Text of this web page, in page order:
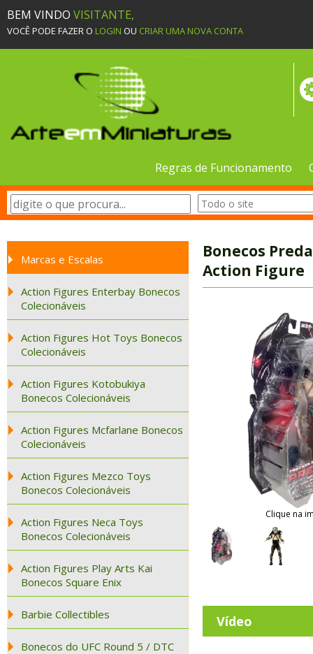
BEM VINDO VISITANTE,
VOCÊ PODE FAZER O LOGIN OU CRIAR UMA NOVA CONTA
Regras de Funcionamento
Marcas e Escalas
Action Figures Enterbay Bonecos
Colecionáveis
Action Figures Hot Toys Bonecos
Colecionáveis
Action Figures Kotobukiya
Bonecos Colecionáveis
Action Figures Mcfarlane Bonecos
Colecionáveis
Action Figures Mezco Toys
Bonecos Colecionáveis
Action Figures Neca Toys
Bonecos Colecionáveis
Action Figures Play Arts Kai
Bonecos Square Enix
Barbie Collectibles
Bonecos do UFC Round 5 / DTC
Bonecos
Action Figure
Clique na
Vídeo